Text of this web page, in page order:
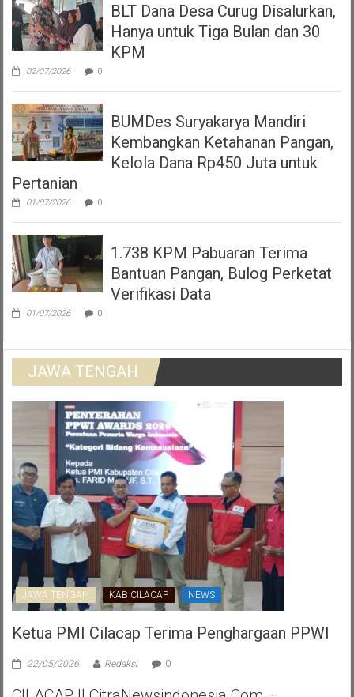
BLT Dana Desa Curug Disalurkan,
Hanya untuk Tiga Bulan dan 30
KPM
02/07/2026 0
BUMDes Suryakarya Mandiri
Kembangkan Ketahanan Pangan,
Kelola Dana Rp450 Juta untuk
Pertanian
01/07/2026 0
1.738 KPM Pabuaran Terima
Bantuan Pangan, Bulog Perketat
Verifikasi Data
01/07/2026 0
JAWA TENGAH
JAWA TENGAH KAB CILACAP NEWS
Ketua PMI Cilacap Terima Penghargaan PPWI
22/05/2026 Redaksi 0